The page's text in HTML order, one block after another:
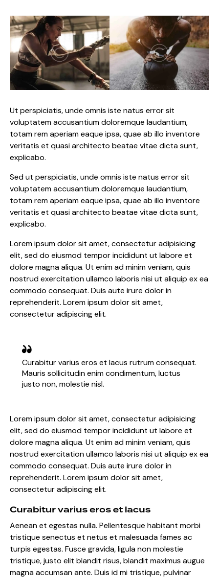
Ut perspiciatis, unde omnis iste natus error sit
voluptatem accusantium doloremque laudantium,
totam rem aperiam eaque ipsa, quae ab illo inventore
veritatis et quasi architecto beatae vitae dicta sunt,
explicabo.
Sed ut perspiciatis, unde omnis iste natus error sit
voluptatem accusantium doloremque laudantium,
totam rem aperiam eaque ipsa, quae ab illo inventore
veritatis et quasi architecto beatae vitae dicta sunt,
explicabo.
Lorem ipsum dolor sit amet, consectetur adipisicing
elit, sed do eiusmod tempor incididunt ut labore et
dolore magna aliqua. Ut enim ad minim veniam, quis
nostrud exercitation ullamco laboris nisi ut aliquip ex ea
commodo consequat. Duis aute irure dolor in
reprehenderit. Lorem ipsum dolor sit amet,
consectetur adipiscing elit.
Curabitur varius eros et lacus rutrum consequat.
Mauris sollicitudin enim condimentum, luctus
justo non, molestie nisl.
Lorem ipsum dolor sit amet, consectetur adipisicing
elit, sed do eiusmod tempor incididunt ut labore et
dolore magna aliqua. Ut enim ad minim veniam, quis
nostrud exercitation ullamco laboris nisi ut aliquip ex ea
commodo consequat. Duis aute irure dolor in
reprehenderit. Lorem ipsum dolor sit amet,
consectetur adipiscing elit.
Curabitur varius eros et lacus
Aenean et egestas nulla. Pellentesque habitant morbi
tristique senectus et netus et malesuada fames ac
turpis egestas. Fusce gravida, ligula non molestie
tristique, justo elit blandit risus, blandit maximus augue
magna accumsan ante. Duis id mi tristique, pulvinar